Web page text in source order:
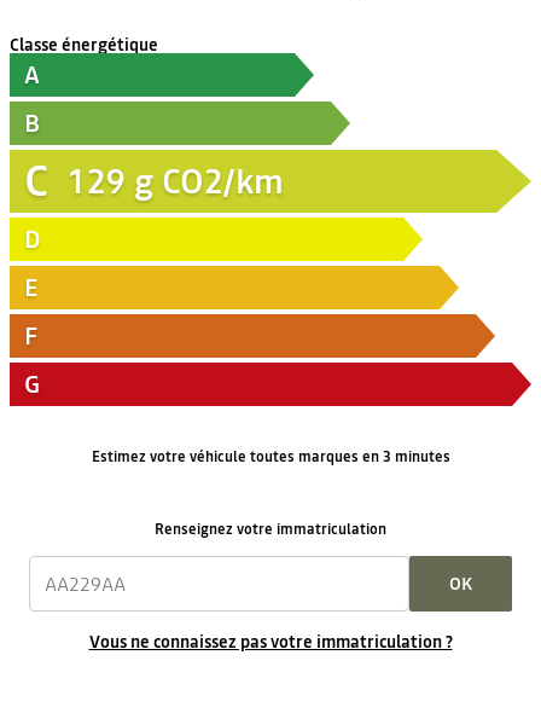
Classe énergétique
A
B
C 129 g CO2/km
D
E
F
G
Estimez votre véhicule toutes marques en 3 minutes
Renseignez votre immatriculation
OK
Vous ne connaissez pas votre immatriculation ?